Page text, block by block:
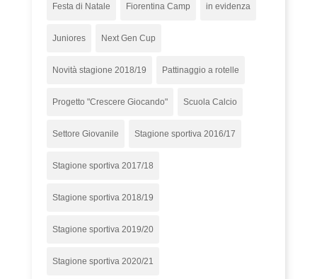
Festa di Natale Fiorentina Camp in evidenza
Juniores Next Gen Cup
Novità stagione 2018/19 Pattinaggio a rotelle
Progetto "Crescere Giocando" Scuola Calcio
Settore Giovanile Stagione sportiva 2016/17
Stagione sportiva 2017/18
Stagione sportiva 2018/19
Stagione sportiva 2019/20
Stagione sportiva 2020/21